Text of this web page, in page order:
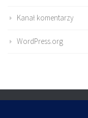
Kanał komentarzy
WordPress.org